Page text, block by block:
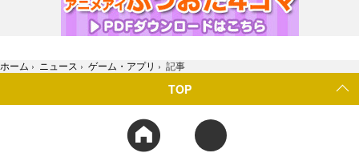
ホーム › ニュース › ゲーム・アプリ › 記事
TOP